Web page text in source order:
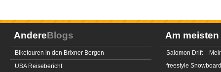
AndereBlogs
Biketouren in den Brixner Bergen
USA Reisebericht
Am meisten
Salomon Drift –
freestyle Snowboard